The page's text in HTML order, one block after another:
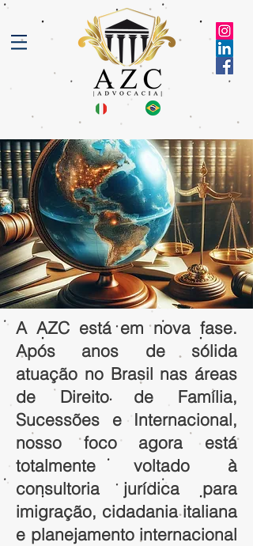
A AZC está em nova fase.
Após anos de sólida
atuação no Brasil nas áreas
de Direito de Família,
Sucessões e Internacional,
nosso foco agora está
totalmente voltado à
consultoria jurídica para
imigração, cidadania italiana
e planejamento internacional